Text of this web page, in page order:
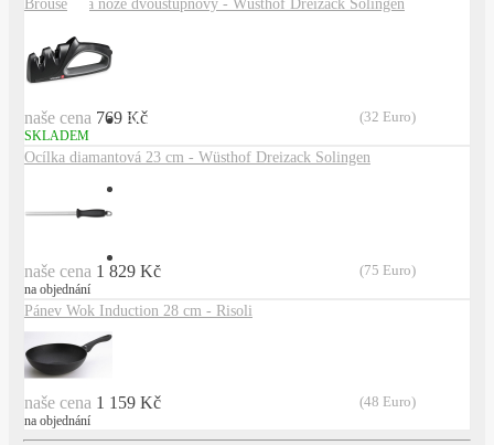
PLATBA
Brousek na nože dvoustupňový - Wüsthof Dreizack Solingen
naše cena 769 Kč (32 Euro)
SKLADEM
Ocílka diamantová 23 cm - Wüsthof Dreizack Solingen
naše cena 1 829 Kč (75 Euro)
na objednání
Pánev Wok Induction 28 cm - Risoli
naše cena 1 159 Kč (48 Euro)
na objednání